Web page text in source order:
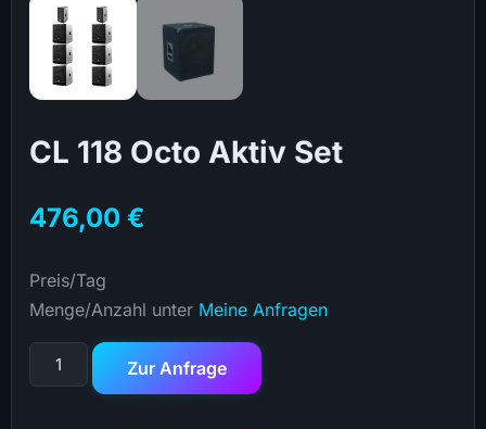
CL 118 Octo Aktiv Set
476,00 €
Preis/Tag
Menge/Anzahl unter Meine Anfragen
Zur Anfrage